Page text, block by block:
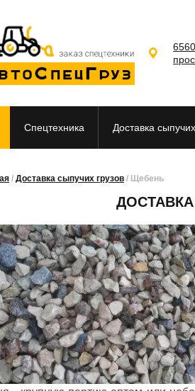
Спецтехника Доставка
/ Доставка сыпучих грузов / Щебень